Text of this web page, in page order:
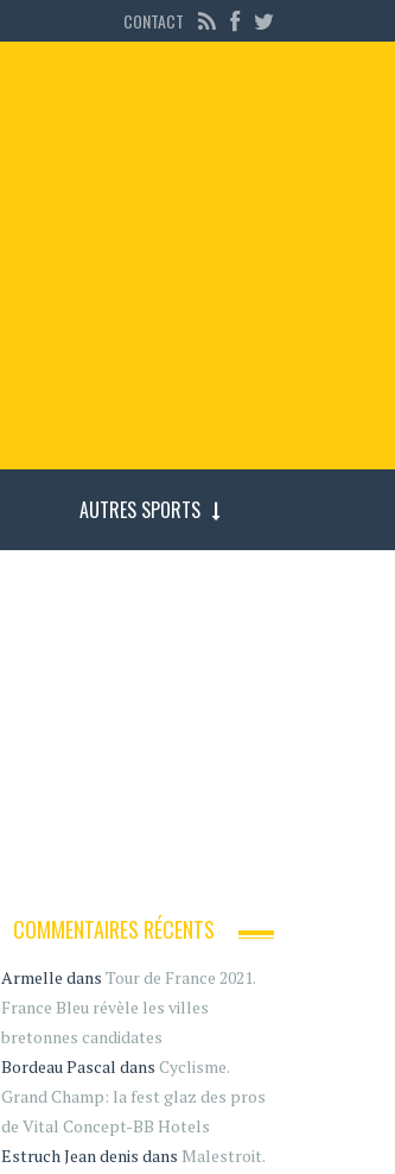
CONTACT
AUTRES SPORTS
COMMENTAIRES RÉCENTS
Armelle dans Tour de France 2021.
France Bleu révèle les villes
bretonnes candidates
Bordeau Pascal dans Cyclisme.
Grand Champ: la fest glaz des pros
de Vital Concept-BB Hotels
Estruch Jean denis dans Malestroit.